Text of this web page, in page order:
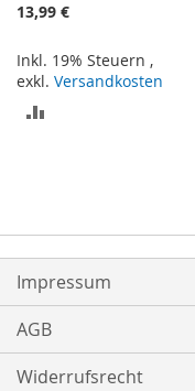
13,99 €
Inkl. 19% Steuern ,
exkl. Versandkosten
Impressum
AGB
Widerrufsrecht